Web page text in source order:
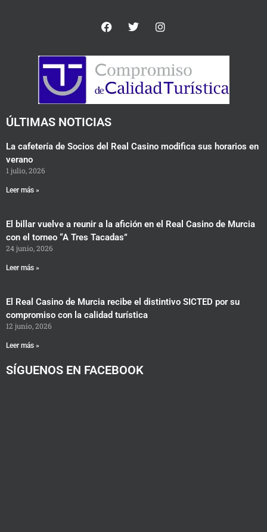
F
a
e
b
o
o
k
T
w
t
e
r
I
n
t
g
r
a
m
ÚLTIMAS NOTICIAS
La cafetería de Socios del Real Casino modifica sus horarios en
verano
1 julio, 2026
Leer más »
El billar vuelve a reunir a la afición en el Real Casino de Murcia
con el torneo “A Tres Tacadas”
24 junio, 2026
Leer más »
El Real Casino de Murcia recibe el distintivo SICTED por su
compromiso con la calidad turística
12 junio, 2026
Leer más »
SÍGUENOS EN FACEBOOK